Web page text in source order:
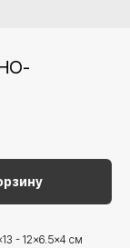
- 12×6.5×4 см